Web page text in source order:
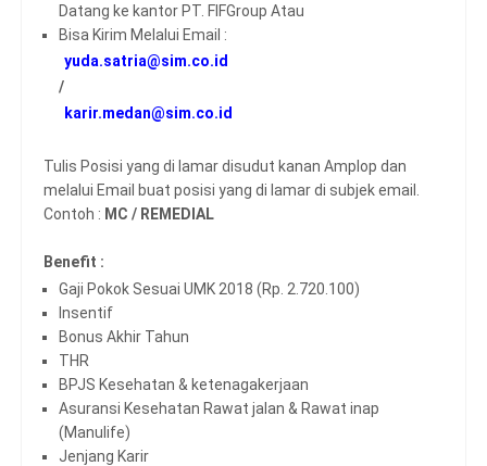
Datang ke kantor PT. FIFGroup Atau
Bisa Kirim Melalui Email :
yuda.satria@sim.co.id
/
karir.medan@sim.co.id
Tulis Posisi yang di lamar disudut kanan Amplop dan
melalui Email buat posisi yang di lamar di subjek email.
Contoh : MC / REMEDIAL
Benefit :
Gaji Pokok Sesuai UMK 2018 (Rp. 2.720.100)
Insentif
Bonus Akhir Tahun
THR
BPJS Kesehatan & ketenagakerjaan
Asuransi Kesehatan Rawat jalan & Rawat inap
(Manulife)
Jenjang Karir